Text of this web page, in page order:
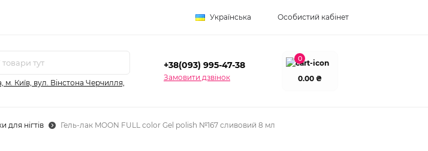
Українська Особистий кабінет
м. Київ, вул. Вінстона Черчилля,
+38(093) 995-47-38
Замовити дзвінок
0
0.00 ₴
для нігтів Гель-лак MOON FULL color Gel polish №167 сливовий 8 мл